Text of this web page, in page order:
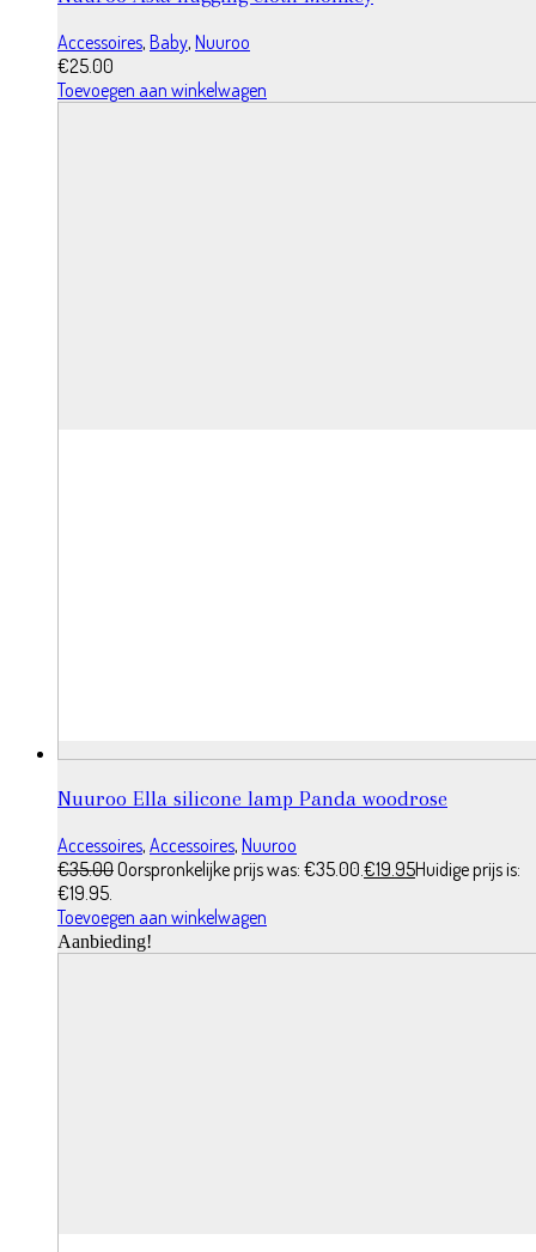
Accessoires, Baby, Nuuroo
€25.00
Toevoegen aan winkelwagen
Nuuroo Ella silicone lamp Panda woodrose
Accessoires, Accessoires, Nuuroo
€35.00Oorspronkelijke prijs was: €35.00.€19.95Huidige prijs is:
€19.95.
Toevoegen aan winkelwagen
Aanbieding!